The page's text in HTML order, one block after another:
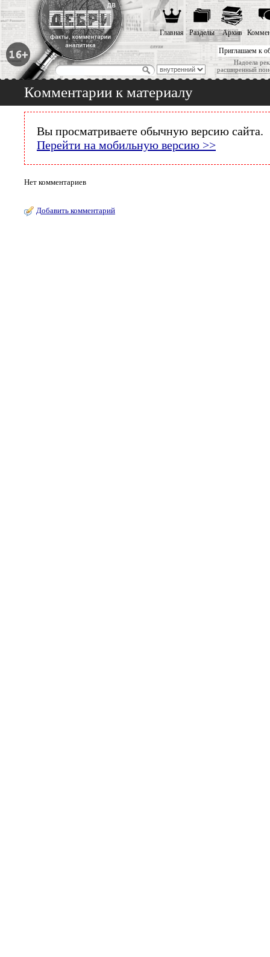
Приглашаем к
Надоела
расширенный
Главная Разделы Архив
Комментарии к материалу
Вы просматриваете обычную версию сайта.
Перейти на мобильную версию >>
Нет комментариев
Добавить комментарий